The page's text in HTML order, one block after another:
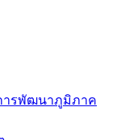
ารพัฒนาภูมิภาค